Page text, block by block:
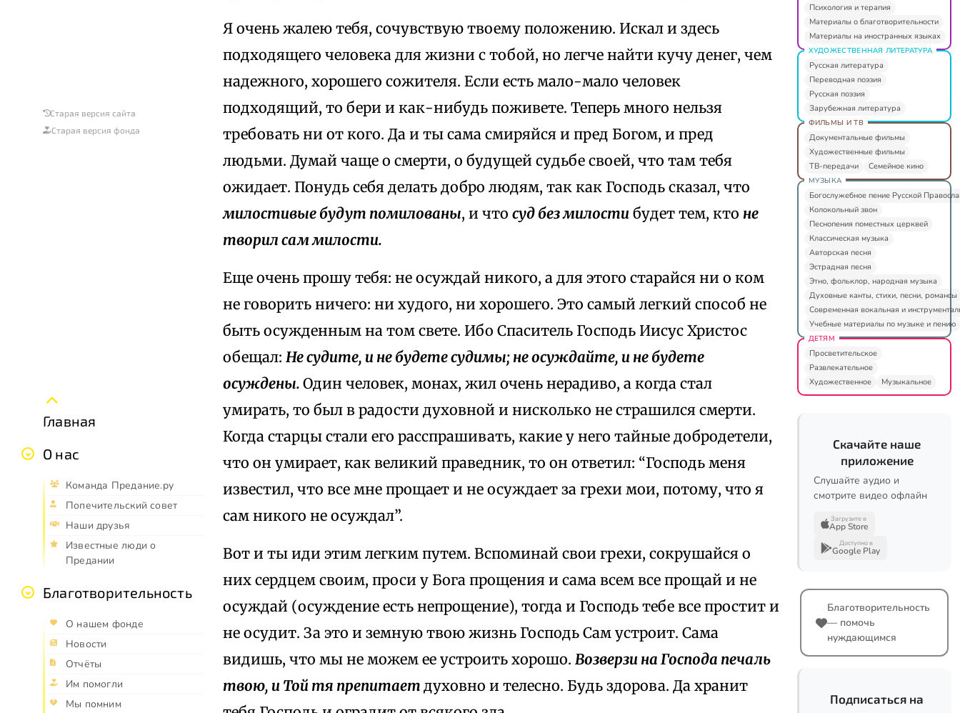
Старая версия сайта
Старая версия фонда
Главная
О нас
Команда Предание.ру
Попечительский совет
Наши друзья
Известные люди о
Предании
Благотворительность
О нашем фонде
Новости
Отчёты
Им помогли
Мы помним
Я очень жалею тебя, сочувствую твоему положению. Искал и здесь
подходящего человека для жизни с тобой, но легче найти кучу денег, чем
надежного, хорошего сожителя. Если есть мало-мало человек
подходящий, то бери и как-нибудь поживете. Теперь много нельзя
требовать ни от кого. Да и ты сама смиряйся и пред Богом, и пред
людьми. Думай чаще о смерти, о будущей судьбе своей, что там тебя
ожидает. Понудь себя делать добро людям, так как Господь сказал, что
милостивые будут помилованы, и что суд без милости будет тем, кто не
творил сам милости.
Еще очень прошу тебя: не осуждай никого, а для этого старайся ни о ком
не говорить ничего: ни худого, ни хорошего. Это самый легкий способ не
быть осужденным на том свете. Ибо Спаситель Господь Иисус Христос
обещал: Не судите, и не будете судимы; не осуждайте, и не будете
осуждены. Один человек, монах, жил очень нерадиво, а когда стал
умирать, то был в радости духовной и нисколько не страшился смерти.
Когда старцы стали его расспрашивать, какие у него тайные добродетели,
что он умирает, как великий праведник, то он ответил: “Господь меня
известил, что все мне прощает и не осуждает за грехи мои, потому, что я
сам никого не осуждал”.
Вот и ты иди этим легким путем. Вспоминай свои грехи, сокрушайся о
них сердцем своим, проси у Бога прощения и сама всем все прощай и не
осуждай (осуждение есть непрощение), тогда и Господь тебе все простит и
не осудит. За это и земную твою жизнь Господь Сам устроит. Сама
видишь, что мы не можем ее устроить хорошо. Возверзи на Господа печаль
твою, и Той тя препитает духовно и телесно. Будь здорова. Да хранит
Психология и терапия
Материалы о благотворительности
Материалы на иностранных языках
ХУДОЖЕСТВЕННАЯ ЛИТЕРАТУРА
Русская литература
Переводная поэзия
Русская поэзия
Зарубежная литература
ФИЛЬМЫ И ТВ
Документальные фильмы
Художественные фильмы
ТВ-передачи
Семейное кино
МУЗЫКА
Богослужебное пение Русской
Колокольный звон
Песнопения поместных церквей
Классическая музыка
Авторская песня
Эстрадная песня
Этно, фольклор, народная музыка
Духовные канты, стихи, песни, романсы
Современная вокальная и
Учебные материалы по музыке и пению
ДЕТЯМ
Просветительское
Развлекательное
Художественное
Музыкальное
Скачайте наше
приложение
Слушайте аудио и
смотрите видео офлайн
Загрузите в
App Store
Доступно в
Google Play
Благотворительность
— помочь
нуждающимся
Подписаться на